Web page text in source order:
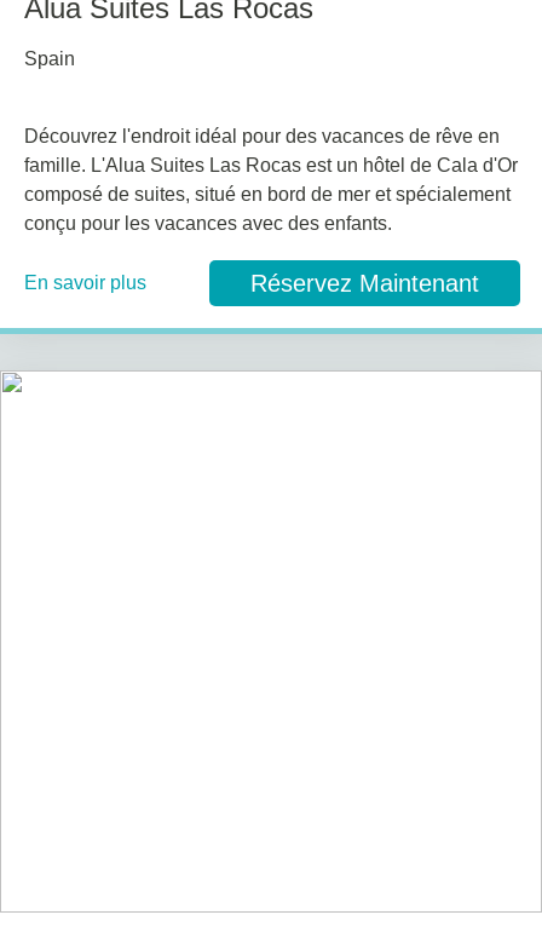
Alua Suites Las Rocas
Spain
Découvrez l'endroit idéal pour des vacances de rêve en
famille. L'Alua Suites Las Rocas est un hôtel de Cala d'Or
composé de suites, situé en bord de mer et spécialement
conçu pour les vacances avec des enfants.
En savoir plus Réservez Maintenant